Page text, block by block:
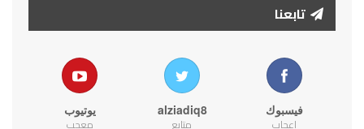
تابعنا
فيسبوك
اعجاب
alziadiq8
متابع
يوتيوب
معجب